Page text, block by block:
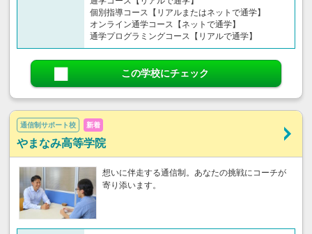
個別指導コース【リアルまたはネットで通学】
オンライン通学コース【ネットで通学】
通学プログラミングコース【リアルで通学】
この学校にチェック
通信制サポート校 新着
やまなみ高等学院
想いに伴走する通信制。あなたの挑戦にコーチが
寄り添います。